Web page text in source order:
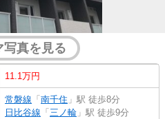
写真を見る
11.1万円
常磐線 「 南千住 」駅 徒歩8分
日比谷線 「 三ノ輪 」駅 徒歩9分